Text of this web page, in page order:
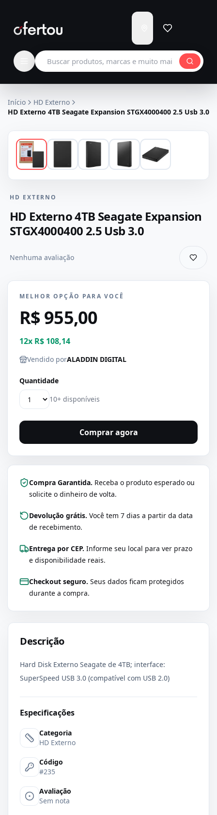
para
Carregando...
Buscar produtos
Início
HD Externo
HD Externo 4TB Seagate Expansion STGX4000400 2.5 Usb 3.0
HD EXTERNO
HD Externo 4TB Seagate Expansion
STGX4000400 2.5 Usb 3.0
Nenhuma avaliação
MELHOR OPÇÃO PARA VOCÊ
R$ 955,00
12x R$ 108,14
Vendido porALADDIN DIGITAL
Quantidade
10+ disponíveis
Comprar agora
Compra Garantida. Receba o produto esperado ou
solicite o dinheiro de volta.
Devolução grátis. Você tem 7 dias a partir da data
de recebimento.
Entrega por CEP. Informe seu local para ver prazo
e disponibilidade reais.
Checkout seguro. Seus dados ficam protegidos
durante a compra.
Descrição
Hard Disk Externo Seagate de 4TB; interface:
SuperSpeed USB 3.0 (compatível com USB 2.0)
Especificações
Categoria
HD Externo
Código
#235
Avaliação
Sem nota